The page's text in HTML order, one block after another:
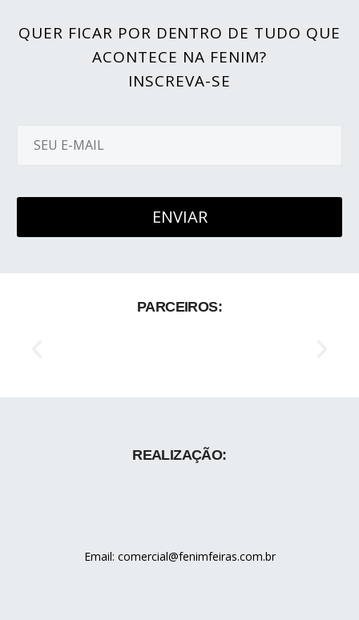
QUER FICAR POR DENTRO DE TUDO QUE
ACONTECE NA FENIM?
INSCREVA-SE
PARCEIROS:
REALIZAÇÃO:
Email: comercial@fenimfeiras.com.br